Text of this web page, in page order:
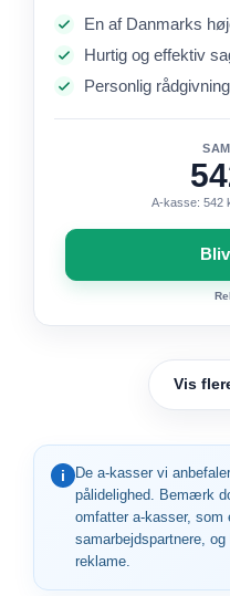
En af Danmarks
Hurtig og effektiv
Personlig rådgivning
A-kasse: 542
Vis
i
De a-kasser vi
pålidelighed. Bemærk
omfatter a-kasser, som
samarbejdspartnere,
reklame.